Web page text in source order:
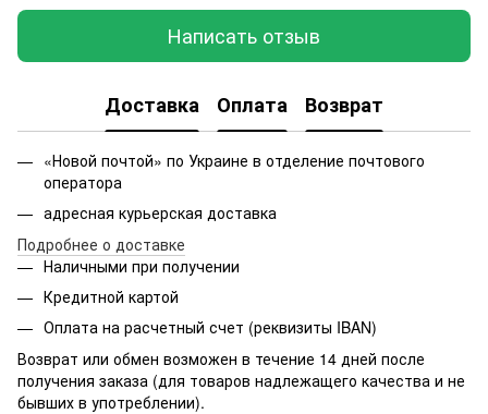
Написать отзыв
Доставка Оплата Возврат
«Новой почтой» по Украине в отделение почтового
оператора
адресная курьерская доставка
Подробнее о доставке
Наличными при получении
Кредитной картой
Оплата на расчетный счет (реквизиты IBAN)
Возврат или обмен возможен в течение 14 дней после
получения заказа (для товаров надлежащего качества и не
бывших в употреблении).